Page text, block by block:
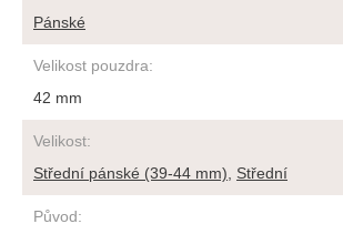
Pánské
Velikost pouzdra:
42 mm
Velikost:
Střední pánské (39-44 mm)
Střední
Původ: